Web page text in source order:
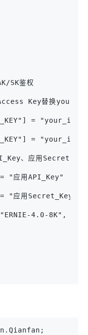
SK鉴权
Access Key替换
=
=
、应用Secret key
"应用API_Key"
"应用
4.0-8K",